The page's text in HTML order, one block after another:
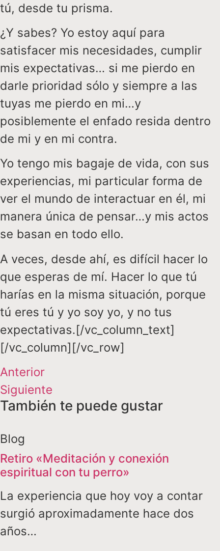
tú, desde tu prisma.
¿Y sabes? Yo estoy aquí para
satisfacer mis necesidades, cumplir
mis expectativas… si me pierdo en
darle prioridad sólo y siempre a las
tuyas me pierdo en mi…y
posiblemente el enfado resida dentro
de mi y en mi contra.
Yo tengo mis bagaje de vida, con sus
experiencias, mi particular forma de
ver el mundo de interactuar en él, mi
manera única de pensar…y mis actos
se basan en todo ello.
A veces, desde ahí, es difícil hacer lo
que esperas de mí. Hacer lo que tú
harías en la misma situación, porque
tú eres tú y yo soy yo, y no tus
expectativas.[/vc_column_text]
[/vc_column][/vc_row]
Anterior
Siguiente
También te puede gustar
Blog
Retiro «Meditación y conexión
espiritual con tu perro»
La experiencia que hoy voy a contar
surgió aproximadamente hace dos
años…